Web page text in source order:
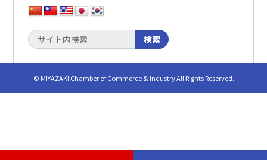
検索
© MIYAZAKI Chamber of Commerce & Industry All Rights Reserved.